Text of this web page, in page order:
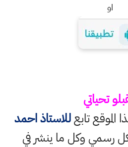
او
تحياتي
الموقع تابعللاستاذ احمد
رسمي وكل ما ينشر في